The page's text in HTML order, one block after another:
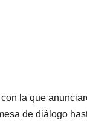
la que
de diálogo